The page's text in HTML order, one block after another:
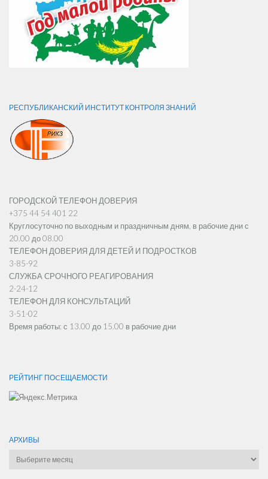
РЕСПУБЛИКАНСКИЙ ИНСТИТУТ КОНТРОЛЯ ЗНАНИЙ
ГОРОДСКОЙ ТЕЛЕФОН ДОВЕРИЯ
+375 44 54 401 22
Круглосуточно по выходным и праздничным дням, в рабочие дни с
20.00 до 08.00
ТЕЛЕФОН ДОВЕРИЯ ДЛЯ ДЕТЕЙ И ПОДРОСТКОВ
3-85-92
СЛУЖБА СРОЧНОГО РЕАГИРОВАНИЯ
2-24-12
ТЕЛЕФОН ДЛЯ КОНСУЛЬТАЦИЙ
3-51-02
Время работы: с 13.00 до 15.00 в рабочие дни
РЕЙТИНГ ПОCЕЩАЕМОСТИ
АРХИВЫ
Архивы